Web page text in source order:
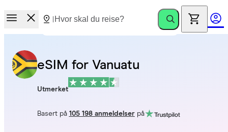
eSIM for Vanuatu
Utmerket
Basert på 105 198 anmeldelserpå